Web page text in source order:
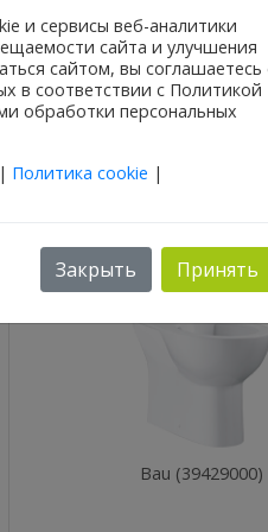
влаги
15
Bau (39429000)
и сервисы веб-аналитики
сайта и улучшения
сайтом, вы соглашаетесь
в соответствии с Политикой
обработки персональных
| Политика cookie |
Закрыть Принять